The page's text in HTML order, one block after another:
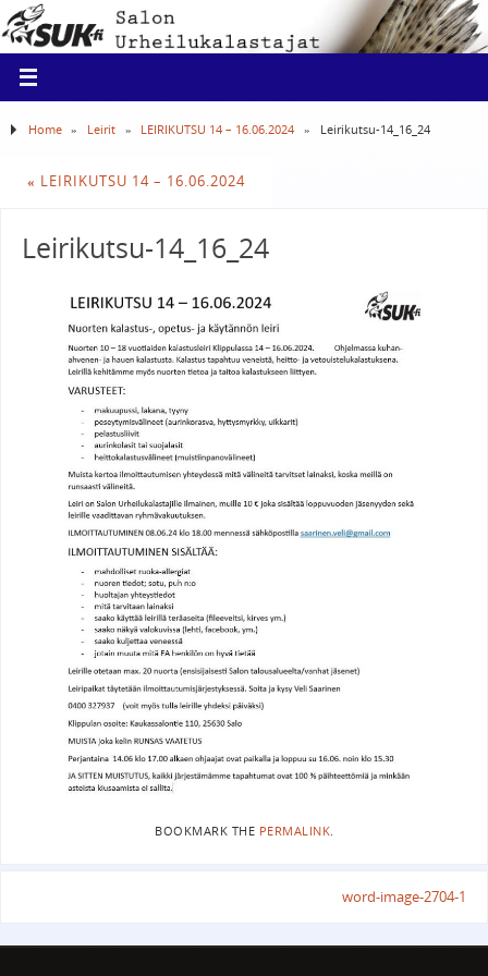
Home » Leirit » LEIRIKUTSU 14 – 16.06.2024 » Leirikutsu-14_16_24
« LEIRIKUTSU 14 – 16.06.2024
Leirikutsu-14_16_24
BOOKMARK THE PERMALINK.
word-image-2704-1